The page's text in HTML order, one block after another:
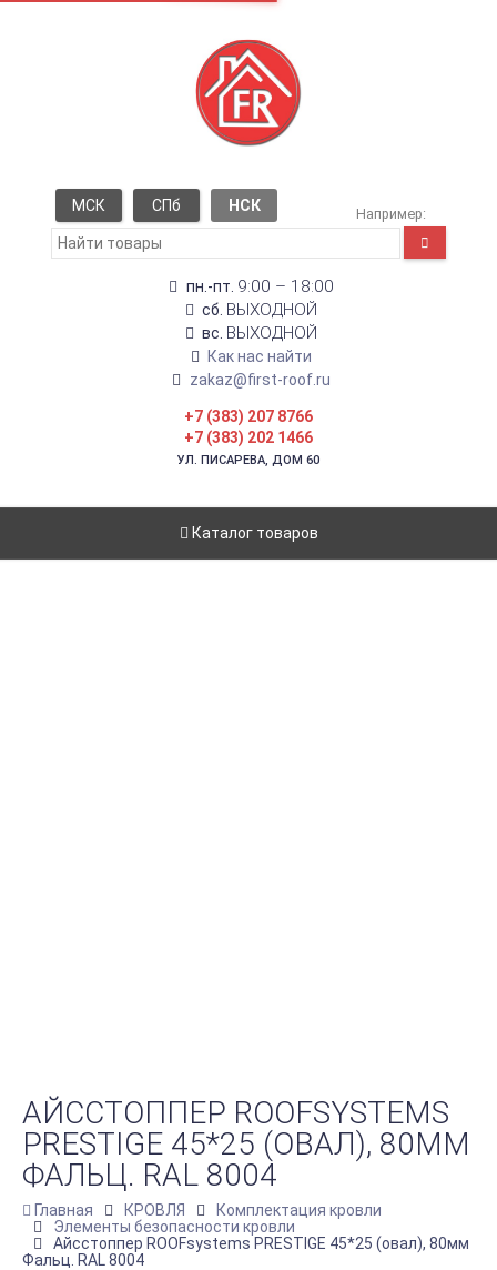
МСК СПб НСК Например:
пн.-пт. 9:00 – 18:00
сб. ВЫХОДНОЙ
вс. ВЫХОДНОЙ
Как нас найти
zakaz@first-roof.ru
+7 (383) 207 8766
+7 (383) 202 1466
УЛ. ПИСАРЕВА, ДОМ 60
Каталог товаров
АЙССТОППЕР ROOFSYSTEMS
PRESTIGE 45*25 (ОВАЛ), 80ММ
ФАЛЬЦ. RAL 8004
Главная КРОВЛЯ
Комплектация кровли
Элементы безопасности кровли
Айсстоппер ROOFsystems PRESTIGE 45*25 (овал), 80мм
Фальц. RAL 8004